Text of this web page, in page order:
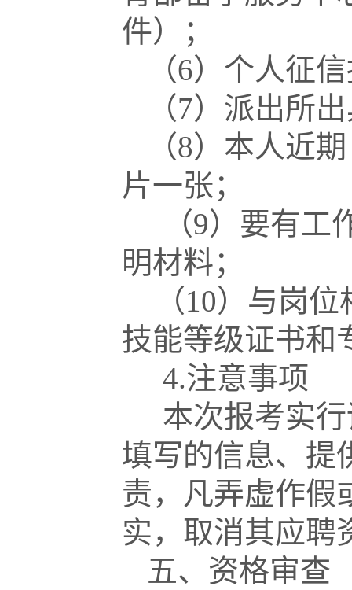
件）；
（6）个人征
（7）派出所
（8）本人近
片一张；
（9）要有工
明材料；
（10）与岗
技能等级证书和
4.注意事项
本次报考实
填写的信息、提
责，凡弄虚作假
实，取消其应聘
五、资格审查